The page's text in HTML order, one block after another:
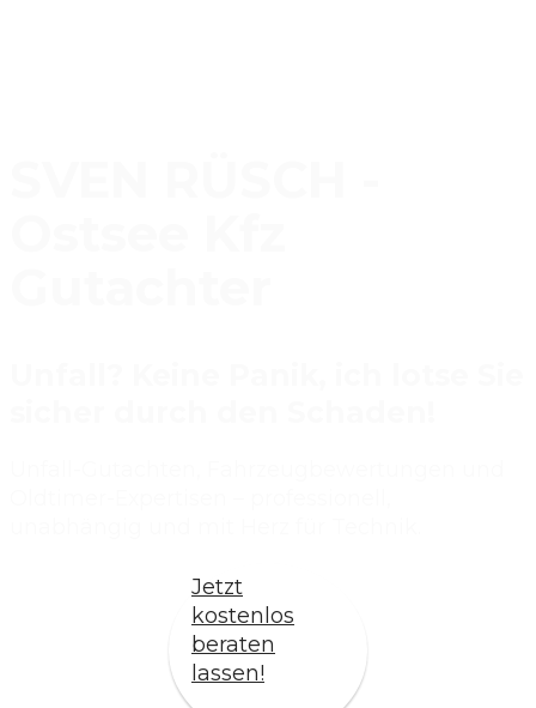
Jetzt
kostenlos
beraten
lassen!